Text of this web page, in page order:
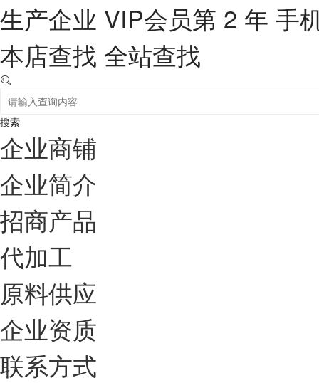
生产企业 VIP会员第 2 年 手
本店查找 全站查找
搜索
企业商铺
企业简介
招商产品
代加工
原料供应
企业资质
联系方式